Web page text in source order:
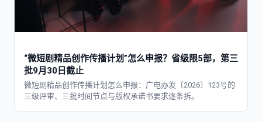
“微短剧精品创作传播计划”怎么申报？省级限5部，第三
批9月30日截止
微短剧精品创作传播计划怎么申报：广电办发〔2026〕123号的
三级评审、三批时间节点与版权承诺书要求逐条拆。